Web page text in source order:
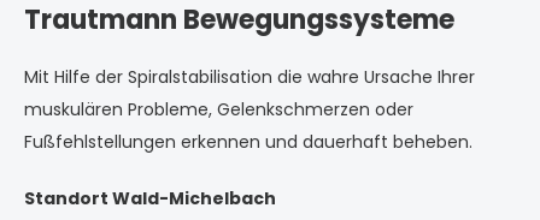
Trautmann Bewegungssysteme
Mit Hilfe der Spiralstabilisation die wahre Ursache Ihrer
muskulären Probleme, Gelenkschmerzen oder
Fußfehlstellungen erkennen und dauerhaft beheben.
Standort Wald-Michelbach